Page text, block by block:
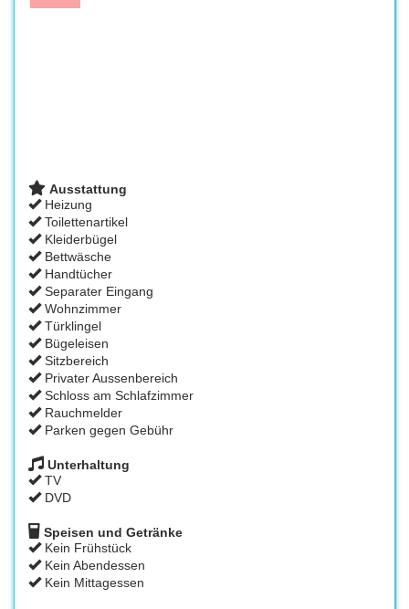
Ausstattung
Heizung
Toilettenartikel
Kleiderbügel
Bettwäsche
Handtücher
Separater Eingang
Wohnzimmer
Türklingel
Bügeleisen
Sitzbereich
Privater Aussenbereich
Schloss am Schlafzimmer
Rauchmelder
Parken gegen Gebühr
Unterhaltung
TV
DVD
Speisen und Getränke
Kein Frühstück
Kein Abendessen
Kein Mittagessen